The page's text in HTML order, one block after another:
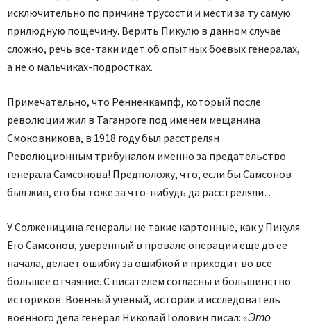
исключительно по причине трусости и мести за ту самую
прилюдную пощечину. Верить Пикулю в данном случае
сложно, речь все-таки идет об опытных боевых генералах,
а не о мальчиках-подростках.
Примечательно, что Ренненкампф, который после
революции жил в Таганроге под именем мещанина
Смоковникова, в 1918 году был расстрелян
Революционным трибуналом именно за предательство
генерала Самсонова! Предположу, что, если бы Самсонов
был жив, его бы тоже за что-нибудь да расстреляли…
У Солженицина генералы не такие картонные, как у Пикуля.
Его Самсонов, уверенный в провале операции еще до ее
начала, делает ошибку за ошибкой и приходит во все
большее отчаяние. С писателем согласны и большинство
историков. Военный ученый, историк и исследователь
военного дела генерал Николай Головин писал: «Это